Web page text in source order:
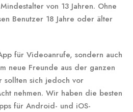
von 13 Jahren. Ohne
Benutzer 18 Jahre oder älter
für Videoanrufe, sondern auch
neue Freunde aus der ganzen
sollten sich jedoch vor
nehmen. Wir haben die besten
für Android- und iOS-